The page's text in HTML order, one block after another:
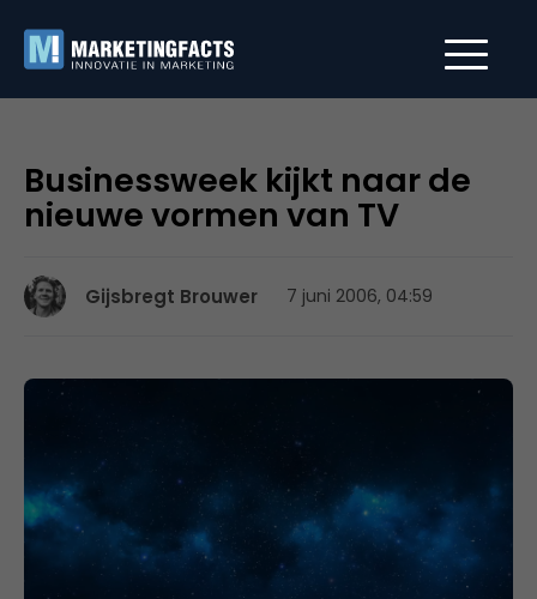
Businessweek kijkt naar de
nieuwe vormen van TV
Gijsbregt Brouwer 7 juni 2006, 04:59